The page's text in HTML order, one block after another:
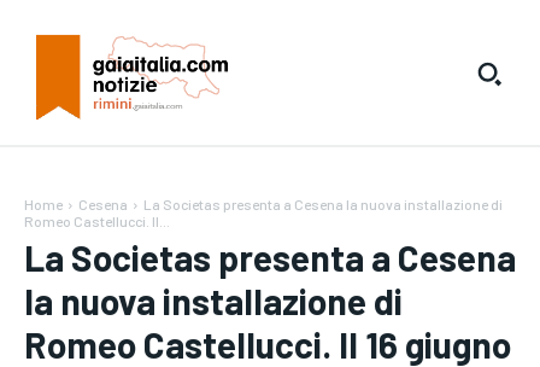
Home Cesena
La Societas presenta a Cesena la nuova installazione di
Romeo Castellucci. Il...
La Societas presenta a Cesena
la nuova installazione di
Romeo Castellucci. Il 16 giugno